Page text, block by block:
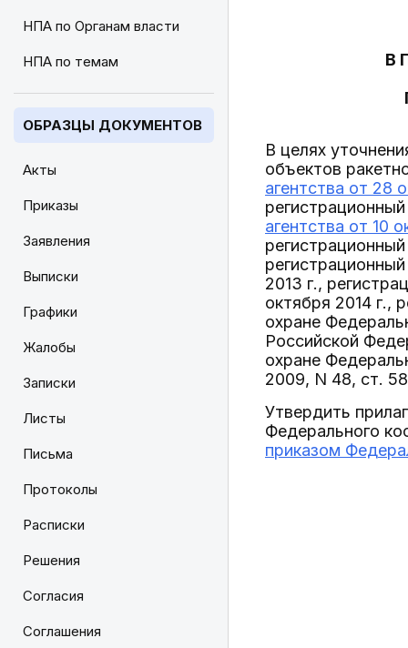
НПА по Органам власти
НПА по темам
ОБРАЗЦЫ ДОКУМЕНТОВ
Акты
Приказы
Заявления
Выписки
Графики
Жалобы
Записки
Листы
Письма
Протоколы
Расписки
Решения
Согласия
Соглашения
В
В целях
объектов
агентства от 28
агентства от 10
2013 г.,
октября 2014 г.,
охране
Российской
охране
2009, N 48, ст.
Утвердить
Федерального
приказом